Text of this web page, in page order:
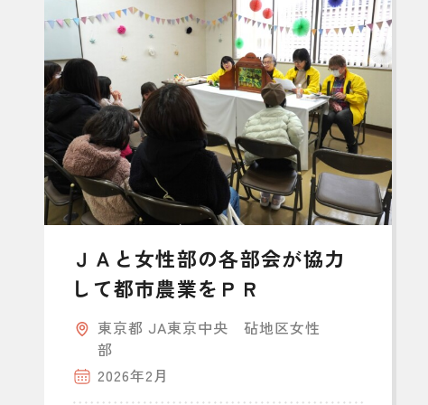
ＪＡと女性部の各部会が協力
して都市農業をＰＲ
東京都 JA東京中央 砧地区女性
部
2026年2月